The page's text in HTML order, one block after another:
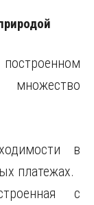
в
платежах.
с